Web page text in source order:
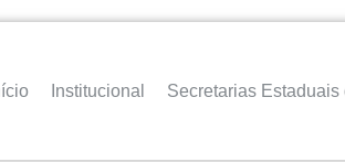
Institucional Secretarias Estaduais